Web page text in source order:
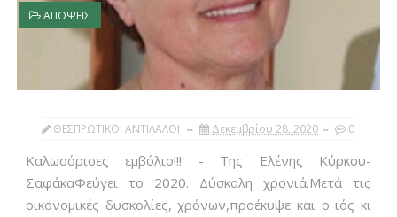
ΑΠΟΨΕΙΣ
ΘΕΣΠΡΩΤΙΚΟΙ ΑΝΤΙΛΑΛΟΙ Δεκεμβρίου 28, 2020 0
Καλωσόρισες εμβόλιο!!! - Της Ελένης Κύρκου-
ΣαφάκαΦεύγει το 2020. Δύσκολη χρονιά.Μετά τις
οικονομικές δυσκολίες, χρόνων,προέκυψε και ο ιός κι